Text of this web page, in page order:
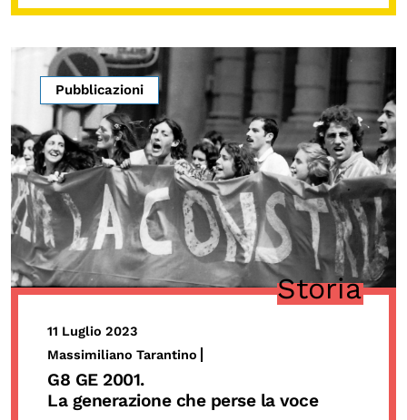
Pubblicazioni
Storia
11 Luglio 2023
Massimiliano Tarantino
G8 GE 2001.
La generazione che perse la voce